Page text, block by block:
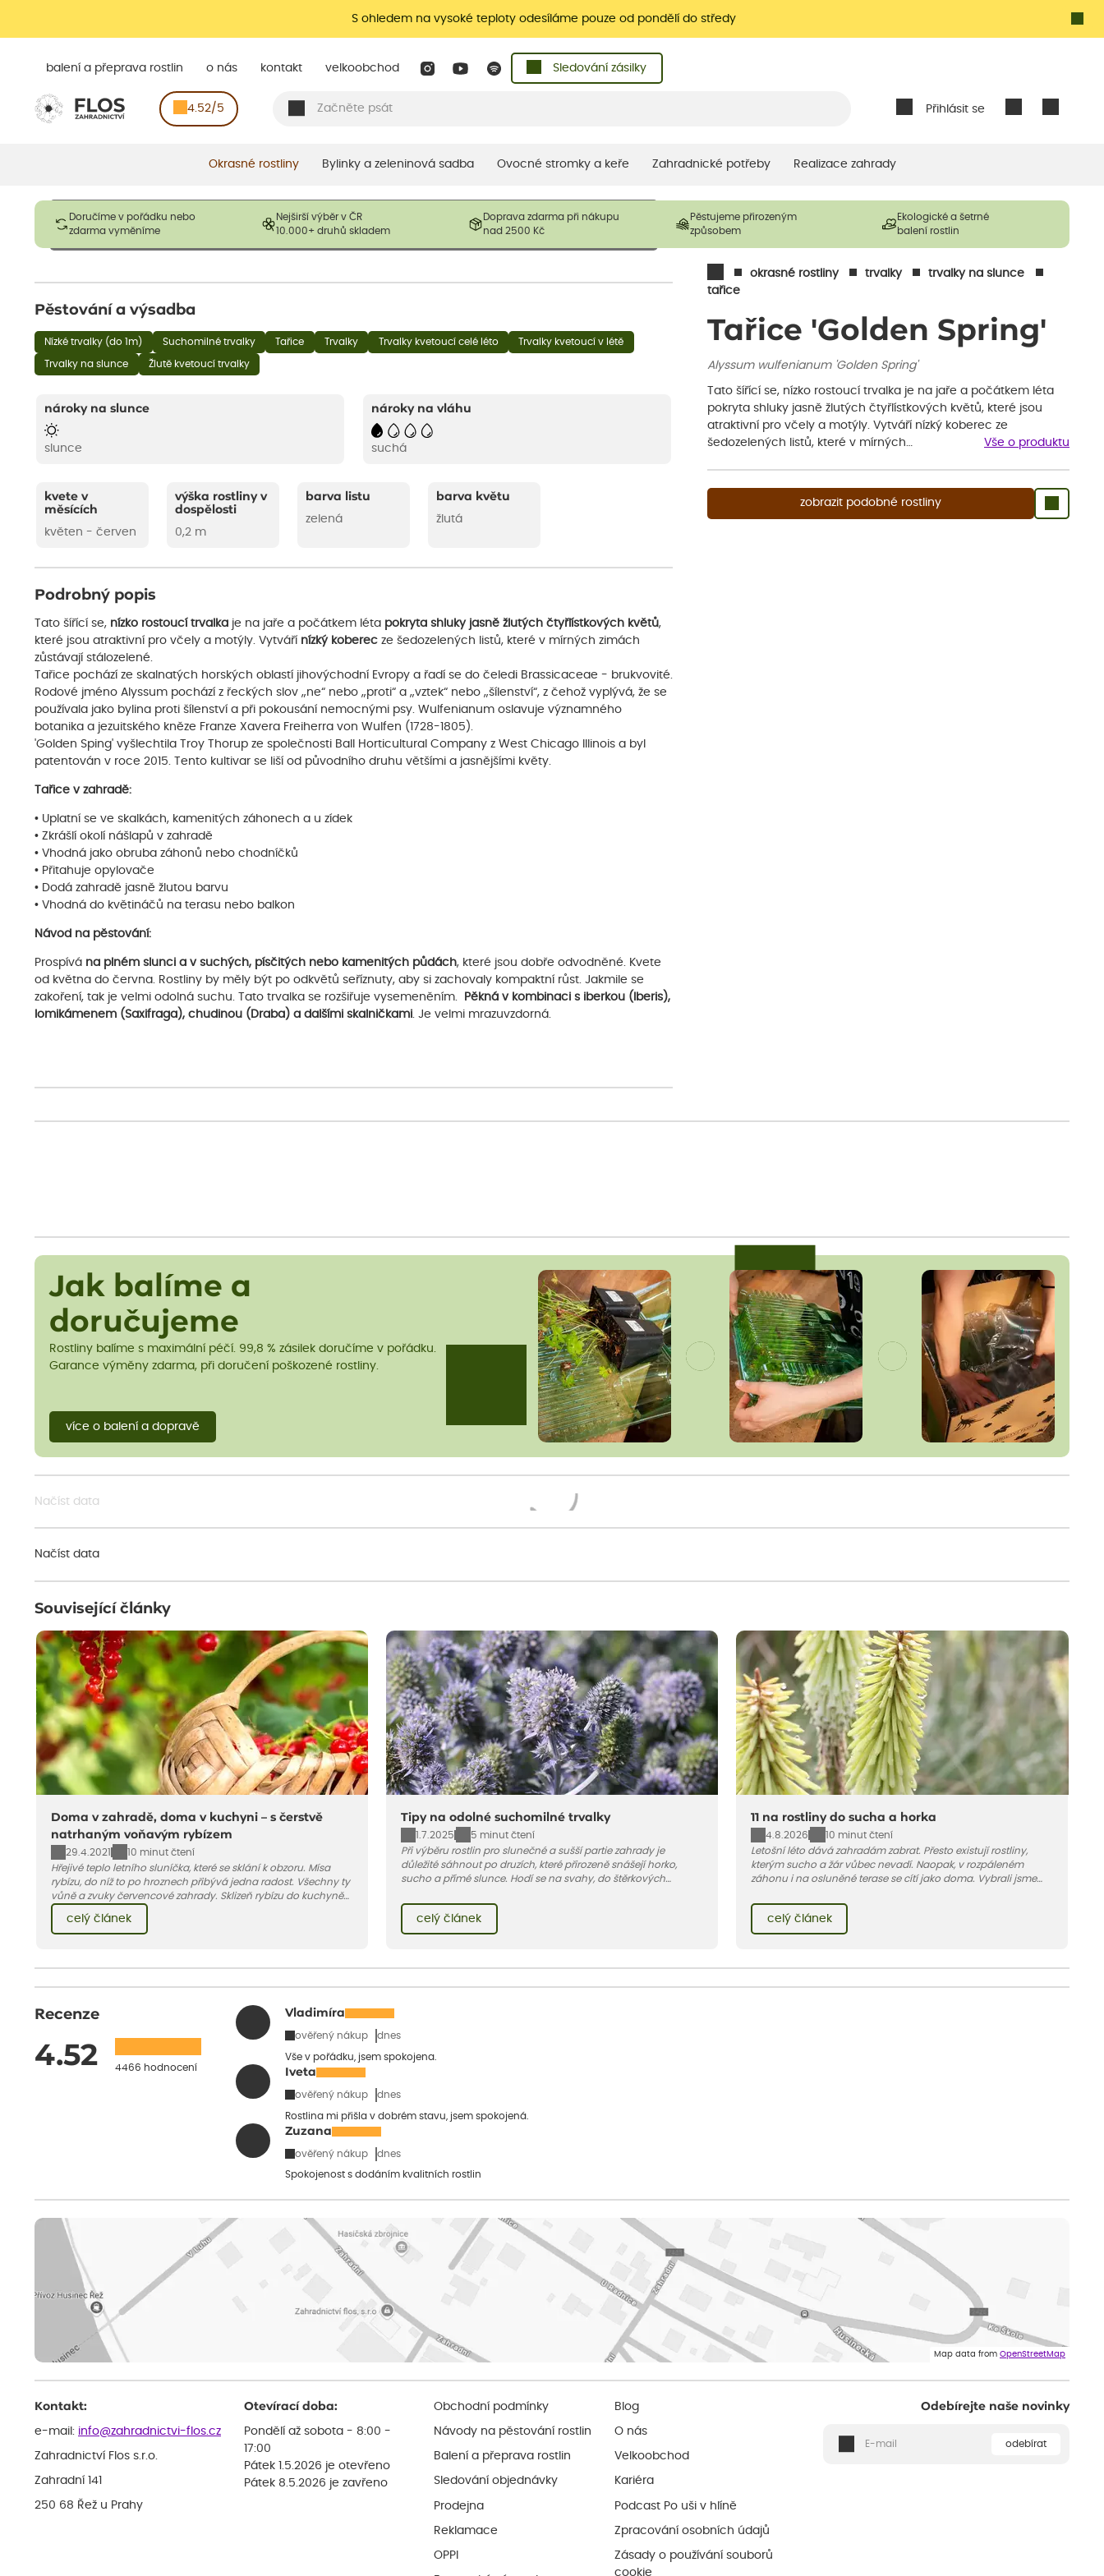
S ohledem na vysoké teploty odesíláme pouze od pondělí do středy
Přihlásit se
balení a přeprava rostlin o nás kontakt velkoobchod Sledování zásilky
4.52/5
Okrasné rostliny Bylinky a zeleninová sadba Ovocné stromky a keře Zahradnické potřeby Realizace zahrady
Doručíme v pořádku nebo
zdarma vyměníme
Nejširší výběr v ČR
10.000+ druhů skladem
Doprava zdarma při nákupu
nad 2500 Kč
Pěstujeme přirozeným
způsobem
Ekologické a šetrné
balení rostlin
okrasné rostliny trvalky
trvalky na slunce
tařice
Tařice 'Golden Spring'
Alyssum wulfenianum 'Golden Spring'
Tato šířící se, nízko rostoucí trvalka je na jaře a počátkem léta
pokryta shluky jasně žlutých čtyřlístkových květů, které jsou
atraktivní pro včely a motýly. Vytváří nízký koberec ze
šedozelených listů, které v mírných…
Vše o produktu
zobrazit podobné rostliny
Obrázky slouží pouze pro ilustrační účely a mají reprezentovat prodávané produkty. V závislosti na sezónnosti mohou být
opadavé rostliny dodávány v dormantním stavu a bez listů. Rostliny mohou být také sestřiženy níže, než je uvedená
Pěstování a výsadba
Nízké trvalky (do 1m) Suchomilné trvalky Tařice Trvalky Trvalky kvetoucí celé léto Trvalky kvetoucí v létě
Trvalky na slunce Žlutě kvetoucí trvalky
nároky na slunce
slunce
nároky na vláhu
suchá
kvete v
měsících
květen - červen
výška rostliny v
dospělosti
0,2 m
barva listu
zelená
barva květu
žlutá
Podrobný popis
Tato šířící se, nízko rostoucí trvalka je na jaře a počátkem léta pokryta shluky jasně žlutých čtyřlístkových květů,
které jsou atraktivní pro včely a motýly. Vytváří nízký koberec ze šedozelených listů, které v mírných zimách
zůstávají stálozelené.
Tařice pochází ze skalnatých horských oblastí jihovýchodní Evropy a řadí se do čeledi Brassicaceae - brukvovité.
Rodové jméno Alyssum pochází z řeckých slov „ne“ nebo „proti“ a „vztek“ nebo „šílenství“, z čehož vyplývá, že se
používala jako bylina proti šílenství a při pokousání nemocnými psy. Wulfenianum oslavuje významného
botanika a jezuitského kněze Franze Xavera Freiherra von Wulfen (1728-1805).
'Golden Sping' vyšlechtila Troy Thorup ze společnosti Ball Horticultural Company z West Chicago Illinois a byl
patentován v roce 2015. Tento kultivar se liší od původního druhu většími a jasnějšími květy.
Tařice v zahradě:
• Uplatní se ve skalkách, kamenitých záhonech a u zídek
• Zkrášlí okolí nášlapů v zahradě
• Vhodná jako obruba záhonů nebo chodníčků
• Přitahuje opylovače
• Dodá zahradě jasně žlutou barvu
• Vhodná do květináčů na terasu nebo balkon
Návod na pěstování:
Prospívá na plném slunci a v suchých, písčitých nebo kamenitých půdách, které jsou dobře odvodněné. Kvete
od května do června. Rostliny by měly být po odkvětů seříznuty, aby si zachovaly kompaktní růst. Jakmile se
zakoření, tak je velmi odolná suchu. Tato trvalka se rozšiřuje vysemeněním.
Pěkná v kombinaci s iberkou (Iberis),
lomikámenem (Saxifraga), chudinou (Draba) a dalšími skalničkami. Je velmi mrazuvzdorná.
Jak balíme a
doručujeme
Rostliny balíme s maximální péčí. 99,8 % zásilek doručíme v pořádku.
Garance výměny zdarma, při doručení poškozené rostliny.
více o balení a dopravě
Načíst data
Načíst data
Související články
Doma v zahradě, doma v kuchyni – s čerstvě
natrhaným voňavým rybízem
29.4.2021
10 minut čtení
Hřejivé teplo letního sluníčka, které se sklání k obzoru. Mísa
rybízu, do níž to po hroznech přibývá jedna radost. Všechny ty
vůně a zvuky červencové zahrady. Sklizeň rybízu do kuchyně
dětství při mlsání babiččina drobenkového koláče s rybízem.
celý článek
Tipy na odolné suchomilné trvalky
1.7.2025
5 minut čtení
Při výběru rostlin pro slunečné a sušší partie zahrady je
důležité sáhnout po druzích, které přirozeně snášejí horko,
sucho a přímé slunce. Hodí se na svahy, do štěrkových
kteří společně vytvoří krásný, barevný a odolný záhon.
celý článek
11 na rostliny do sucha a horka
4.8.2026
10 minut čtení
Letošní léto dává zahradám zabrat. Přesto existují rostliny,
kterým sucho a žár vůbec nevadí. Naopak, v rozpáleném
záhonu i na osluněné terase se cítí jako doma. Vybrali jsme
léto bez pravidelné zálivky. Pojďme se podívat, které to jsou.
celý článek
Recenze
4.52 4466 hodnocení
Vladimíra
ověřený nákup dnes
Vše v pořádku, jsem spokojena.
Iveta
ověřený nákup dnes
Rostlina mi přišla v dobrém stavu, jsem spokojená.
Zuzana
ověřený nákup dnes
Spokojenost s dodáním kvalitních rostlin
Map data from OpenStreetMap
Kontakt:
e-mail: info@zahradnictvi-flos.cz
Zahradnictví Flos s.r.o.
Zahradní 141
250 68 Řež u Prahy
Otevírací doba:
Pondělí až sobota - 8:00 -
17:00
Pátek 1.5.2026 je otevřeno
Pátek 8.5.2026 je zavřeno
Obchodní podmínky
Návody na pěstování rostlin
Balení a přeprava rostlin
Sledování objednávky
Prodejna
Reklamace
OPPI
Blog
O nás
Velkoobchod
Kariéra
Podcast Po uši v hlíně
Zpracování osobních údajů
Zásady o používání souborů
cookie
Odebírejte naše novinky
odebírat